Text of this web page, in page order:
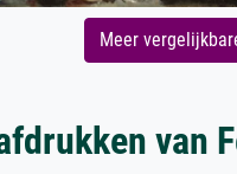
Meer
van